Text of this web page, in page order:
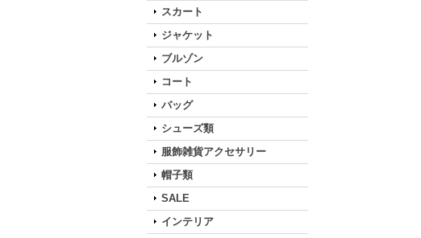
スカート
ジャケット
ブルゾン
コート
バッグ
シューズ類
服飾雑貨アクセサリー
帽子類
SALE
インテリア